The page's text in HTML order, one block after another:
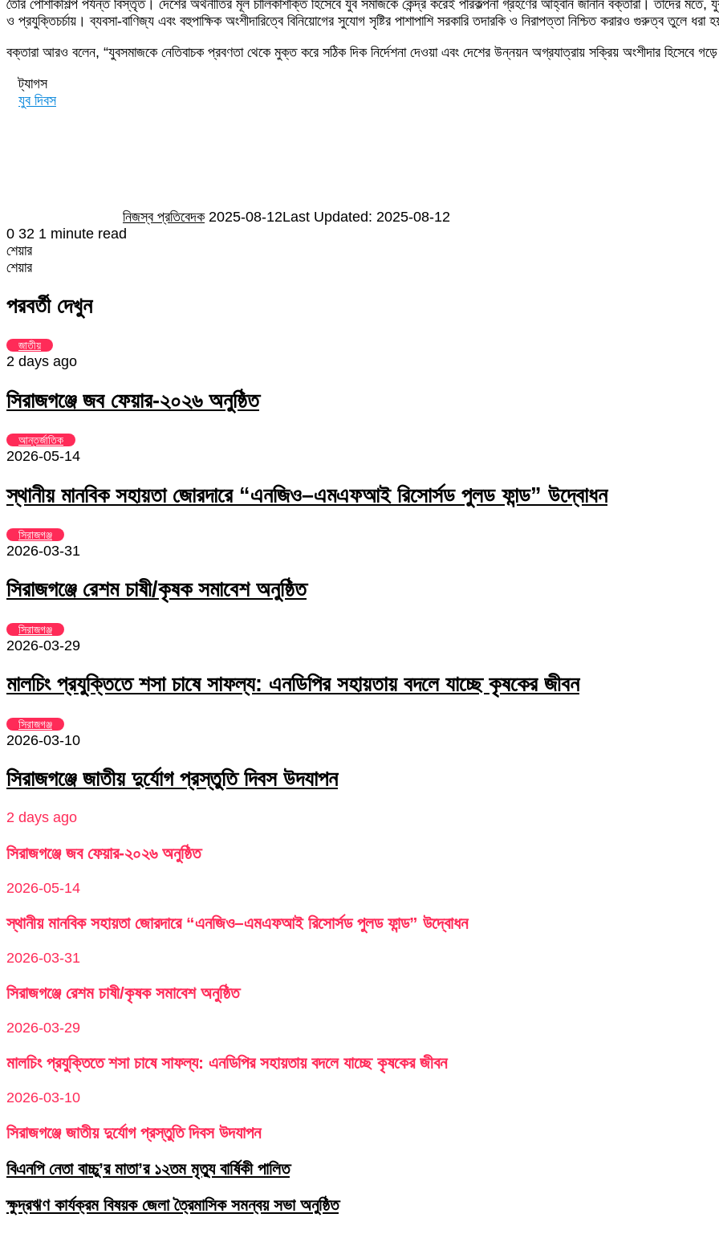
তৈরি পোশাকশিল্প পর্যন্ত বিস্তৃত। দেশের অর্থনীতির মূল চালিকাশক্তি হিসেবে যুব সমাজকে কেন্দ্র করেই পরিকল্পনা গ্রহণের আহ্বান জানান বক্তারা। তাদের
ও প্রযুক্তিচর্চায়। ব্যবসা-বাণিজ্য এবং বহুপাক্ষিক অংশীদারিত্বে বিনিয়োগের সুযোগ সৃষ্টির পাশাপাশি সরকারি তদারকি ও নিরাপত্তা নিশ্চিত করারও গুরুত্ব তুলে ধরা
বক্তারা আরও বলেন, “যুবসমাজকে নেতিবাচক প্রবণতা থেকে মুক্ত করে সঠিক দিক নির্দেশনা দেওয়া এবং দেশের উন্নয়ন অগ্রযাত্রায় সক্রিয় অংশীদার হিসেবে
ট্যাগস
যুব দিবস
নিজস্ব প্রতিবেদক 2025-08-12Last Updated: 2025-08-12
0 32 1 minute read
শেয়ার
Facebook
Twitter
LinkedIn
Skype
Messenger
Messenger
WhatsApp
Telegram
Share
Email
প্রিন্ট
শেয়ার
via
Email
পরবর্তী দেখুন
জাতীয়
2 days ago
সিরাজগঞ্জে জব ফেয়ার-২০২৬ অনুষ্ঠিত
আন্তর্জাতিক
2026-05-14
স্থানীয় মানবিক সহায়তা জোরদারে “এনজিও–এমএফআই রিসোর্সড পুলড ফান্ড” উদ্বোধন
সিরাজগঞ্জ
2026-03-31
সিরাজগঞ্জে রেশম চাষী/কৃষক সমাবেশ অনুষ্ঠিত
সিরাজগঞ্জ
2026-03-29
মালচিং প্রযুক্তিতে শসা চাষে সাফল্য: এনডিপির সহায়তায় বদলে যাচ্ছে কৃষকের জীবন
সিরাজগঞ্জ
2026-03-10
সিরাজগঞ্জে জাতীয় দুর্যোগ প্রস্তুতি দিবস উদযাপন
2 days ago
সিরাজগঞ্জে জব ফেয়ার-২০২৬ অনুষ্ঠিত
2026-05-14
স্থানীয় মানবিক সহায়তা জোরদারে “এনজিও–এমএফআই রিসোর্সড পুলড ফান্ড” উদ্বোধন
2026-03-31
সিরাজগঞ্জে রেশম চাষী/কৃষক সমাবেশ অনুষ্ঠিত
2026-03-29
মালচিং প্রযুক্তিতে শসা চাষে সাফল্য: এনডিপির সহায়তায় বদলে যাচ্ছে কৃষকের জীবন
2026-03-10
সিরাজগঞ্জে জাতীয় দুর্যোগ প্রস্তুতি দিবস উদযাপন
বিএনপি নেতা বাচ্চু’র মাতা’র ১২তম মৃত্যু বার্ষিকী পালিত
ক্ষুদ্রঋণ কার্যক্রম বিষয়ক জেলা ত্রৈমাসিক সমন্বয় সভা অনুষ্ঠিত